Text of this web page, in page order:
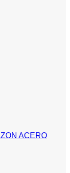
ACERO